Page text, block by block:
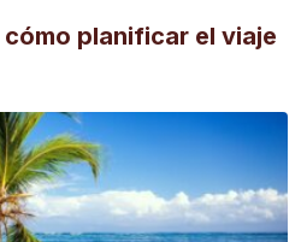
planificar el viaje